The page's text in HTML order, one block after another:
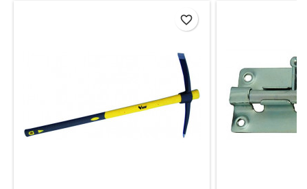
favorite_border